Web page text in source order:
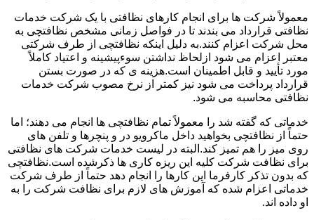
معمولاً شرکت ها برای انجام کارهای نظافتی با یک شرکت خدمات
نظافتی قرارداد می بندند تا در فواصل زمانی مشخص نظافتچی به
محل شرکت اعزام کنند.به دلیل اینکه نظافتچی از طرف شرکتی
معتبر اعزام می شود ازلحاظ نداشتن سوءپیشینه و اعتیاد کاملاً
مورد تأیید و قابل اطمینان است.هزینه ی که در صورت بستن
قرارداد پرداخت می شود نیز کمتر از نرخ مصوب شرکت خدمات
نظافتی محاسبه می شود.
خدماتی که گفته شد را معمولاً تمام نظافتچی ها انجام می دهند؛ اما
حتماً از نظافتچی بخواهید داخل ماکرویو در و پنچرها و تلفن های
روی میز را هم تمیز کند.البته در لیست خدمات شرکت های نظافتی
برای نظافت شرکت کلیه این ریزه کاری ها ذکرشده است.نظافتچی
که بدون تذکر کارفرما این کارها را انجام دهد حتماً از طرف شرکت
خدماتی اعزام شده که آموزش های لازم برای نظافت شرکت را به
او داده اند.